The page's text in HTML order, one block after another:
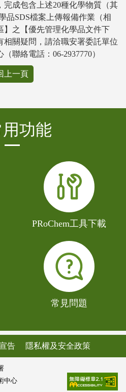
完成包含上述20種化學物質（其
品SDS檔案上傳報備作業（相
】之【優先管理化學品文件下
相關疑問，請洽職安署委託單位
聯絡電話：06-2937770）
上一頁
功能
PRoChem工具下載
常見問題
告 隱私權及安全政策
中心